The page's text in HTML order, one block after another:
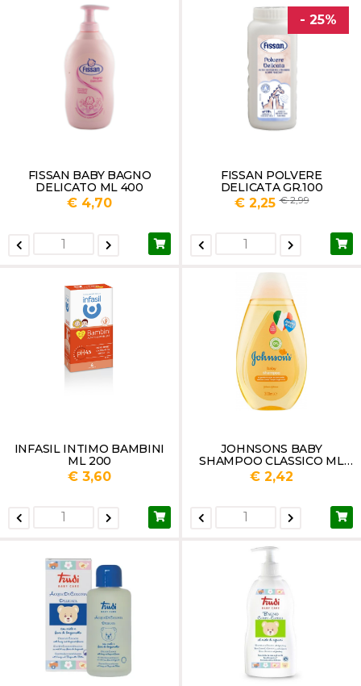
FISSAN BABY BAGNO
DELICATO ML 400
€ 4,70
- 25%
FISSAN POLVERE
DELICATA GR.100
€ 2,25 2,99
INFASIL INTIMO BAMBINI
ML 200
€ 3,60
JOHNSONS BABY
SHAMPOO CLASSICO ML
300
€ 2,42